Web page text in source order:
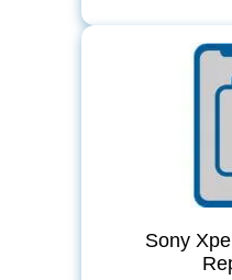
Sony